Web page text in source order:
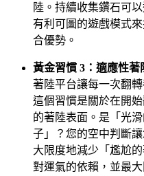
陸。持續收集鑽石可
有利可圖的遊戲模式
合優勢。
黃金習慣 3：適應性著
著陸平台讓每一次翻
這個習慣是關於在開
的著陸表面。是「光
子」？您的空中判斷
大限度地減少「尷尬
對運氣的依賴，並最